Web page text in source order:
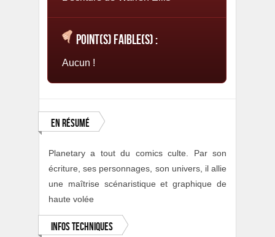
Point(s) faible(s) :
Aucun !
En résumé
Planetary a tout du comics culte. Par son
écriture, ses personnages, son univers, il allie
une maîtrise scénaristique et graphique de
haute volée
Infos techniques